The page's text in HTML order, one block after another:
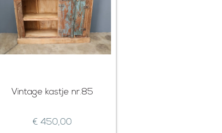
Vintage kastje nr.85
€ 450,00